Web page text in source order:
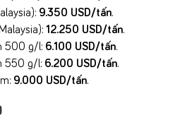
9.350 USD/tấn.
12.250 USD/tấn.
500 g/l: 6.100 USD/tấn.
550 g/l: 6.200 USD/tấn.
9.000 USD/tấn.